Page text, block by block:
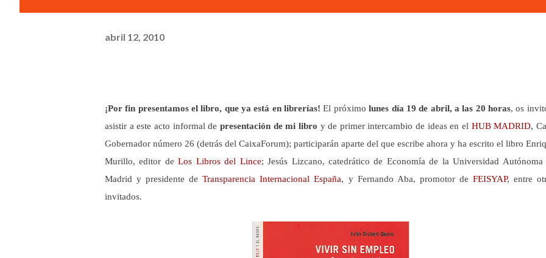
abril 12, 2010
¡Por fin presentamos el libro, que ya está en librerías!El próximolunes día 19 de abril, a las 20 horas, os
asistir a este acto informal de presentación de mi libro y de primer intercambio de ideas en el HUB MADRID,
Gobernador número 26 (detrás del CaixaForum); participarán aparte del que escribe ahora y ha escrito el libro
Murillo, editor deLos Libros del Lince; Jesús Lizcano, catedrático de Economía de la Universidad Autónoma
Madrid y presidente deTransparencia Internacional España, y Fernando Aba, promotor de FEISYAP, entre
invitados.